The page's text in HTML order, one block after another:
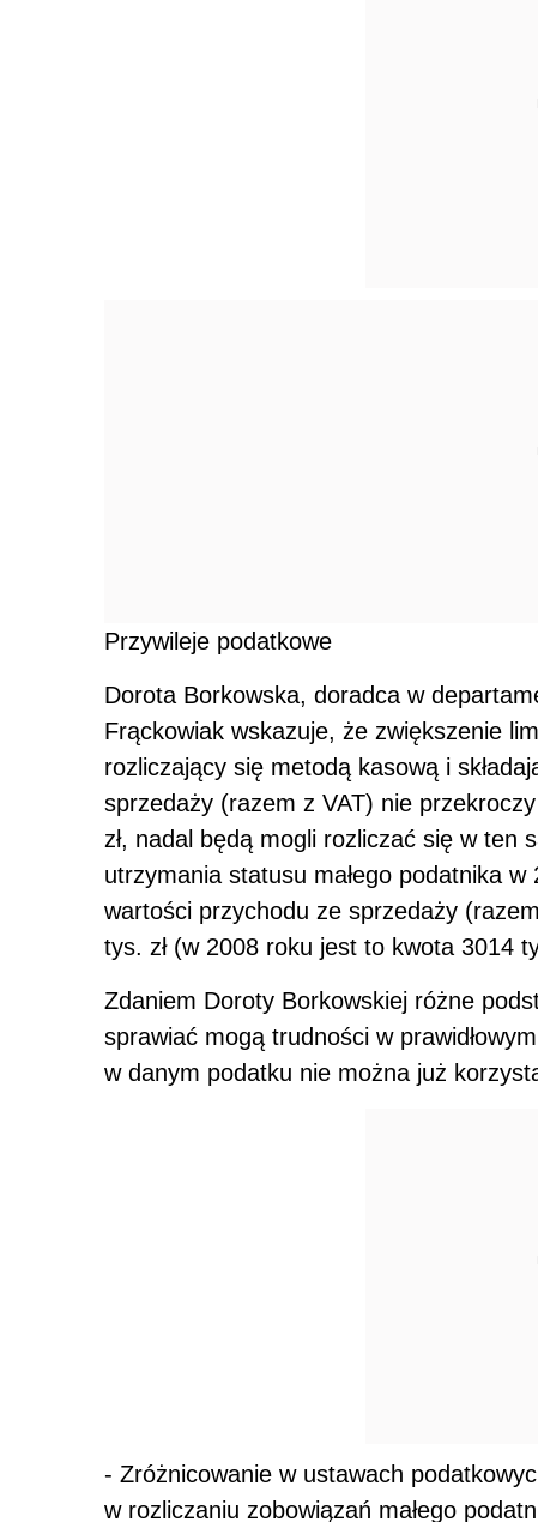
Przywileje podatkowe
Dorota Borkowska, doradca w
Frąckowiak wskazuje, że zwiększenie
rozliczający się metodą kasową i
sprzedaży (razem z VAT) nie
zł, nadal będą mogli rozliczać się w ten
utrzymania statusu małego podatnika
wartości przychodu ze sprzedaży
tys. zł (w 2008 roku jest to kwota 3014
Zdaniem Doroty Borkowskiej różne
sprawiać mogą trudności w
w danym podatku nie można już
- Zróżnicowanie w ustawach
w rozliczaniu zobowiązań małego